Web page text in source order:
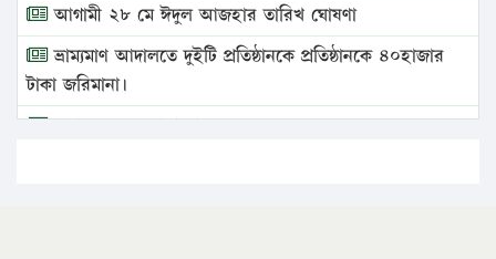
আগামী ২৮ মে ঈদুল আজহার তারিখ ঘোষণা
ভ্রাম্যমাণ আদালতে দুইটি প্রতিষ্ঠানকে প্রতিষ্ঠানকে ৪০হাজার
টাকা জরিমানা।
এবার লঞ্চের ভাড়া বাড়ল